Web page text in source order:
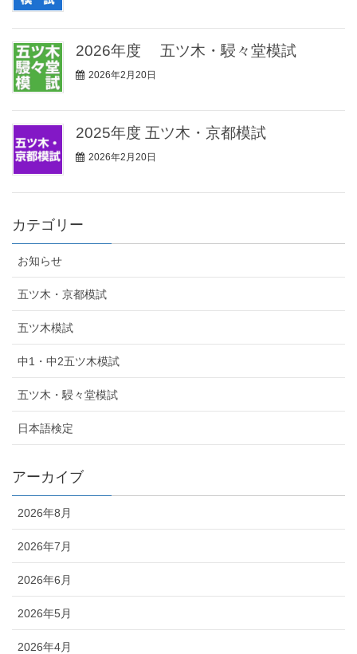
2026年度 五ツ木・駸々堂模試
2026年2月20日
2025年度 五ツ木・京都模試
2026年2月20日
カテゴリー
お知らせ
五ツ木・京都模試
五ツ木模試
中1・中2五ツ木模試
五ツ木・駸々堂模試
日本語検定
アーカイブ
2026年8月
2026年7月
2026年6月
2026年5月
2026年4月